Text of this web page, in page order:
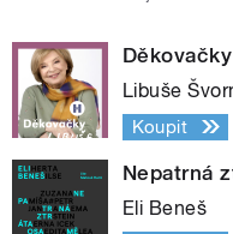
Libuše
Koupit
Nepatrná
Eli Beneš